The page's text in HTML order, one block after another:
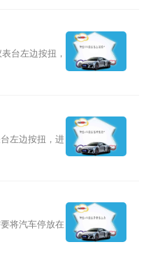
台左边按扭，
左边按扭，进
将汽车停放在